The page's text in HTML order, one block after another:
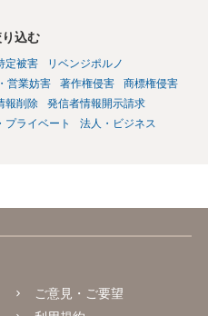
込む
定被害
リベンジポルノ
営業妨害 著作権侵害
商標権侵害
報削除
発信者情報開示請求
プライベート
法人・ビジネス
ご意見・ご要望